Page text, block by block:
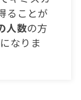
ることが
人数の方
なりま